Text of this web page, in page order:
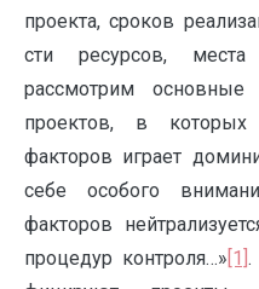
проекта, сроков
сти ресурсов,
рассмотрим
проектов, в
факторов играет
себе особого
факторов
процедур контроля…» [1].